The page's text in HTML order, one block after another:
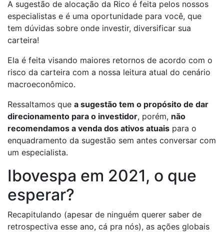
A sugestão de alocação da Rico é feita pelos nossos
especialistas e é uma oportunidade para você, que
tem dúvidas sobre onde investir, diversificar sua
carteira!
Ela é feita visando maiores retornos de acordo com o
risco da carteira com a nossa leitura atual do cenário
macroeconômico.
Ressaltamos que a sugestão tem o propósito de dar
direcionamento para o investidor, porém, não
recomendamos a venda dos ativos atuais para o
enquadramento da sugestão sem antes conversar com
um especialista.
Ibovespa em 2021, o que
esperar?
Recapitulando (apesar de ninguém querer saber de
retrospectiva esse ano, cá pra nós), as ações globais